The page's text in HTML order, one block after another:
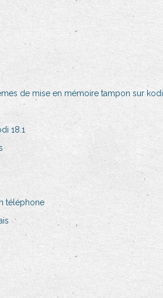
de mise en mémoire tampon sur kodi
18.1
téléphone